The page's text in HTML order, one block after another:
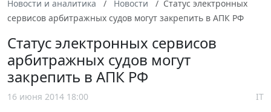
Новости и аналитика Новости
Статус электронных
сервисов арбитражных судов могут закрепить в АПК РФ
Статус электронных сервисов
арбитражных судов могут
закрепить в АПК РФ
16 июня 2014 18:00 IT